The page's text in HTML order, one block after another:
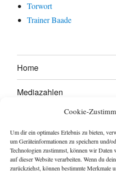
Cookie-
Um dir ein optimales Erlebnis zu bieten,
um Geräteinformationen zu speichern und/
Technologien zustimmst, können wir
auf dieser Website verarbeiten. Wenn du
zurückziehst, können bestimmte Merkmale
Torwort
Trainer Baade
Home
Mediazahlen
Werben Sie hier!
Kontakt
Impressum